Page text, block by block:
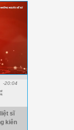
-20:04
sĩ
kiên